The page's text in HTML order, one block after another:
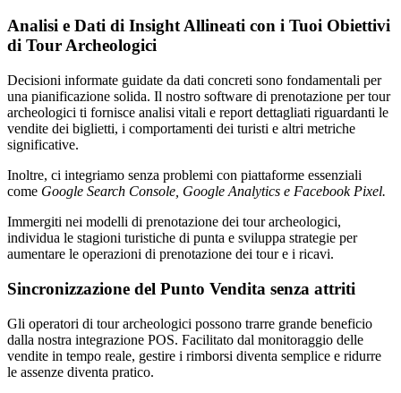
Analisi e Dati di Insight Allineati con i Tuoi Obiettivi
di Tour Archeologici
Decisioni informate guidate da dati concreti sono fondamentali per
una pianificazione solida. Il nostro software di prenotazione per tour
archeologici ti fornisce analisi vitali e report dettagliati riguardanti le
vendite dei biglietti, i comportamenti dei turisti e altri metriche
significative.
Inoltre, ci integriamo senza problemi con piattaforme essenziali
come Google Search Console, Google Analytics e Facebook Pixel.
Immergiti nei modelli di prenotazione dei tour archeologici,
individua le stagioni turistiche di punta e sviluppa strategie per
aumentare le operazioni di prenotazione dei tour e i ricavi.
Sincronizzazione del Punto Vendita senza attriti
Gli operatori di tour archeologici possono trarre grande beneficio
dalla nostra integrazione POS. Facilitato dal monitoraggio delle
vendite in tempo reale, gestire i rimborsi diventa semplice e ridurre
le assenze diventa pratico.